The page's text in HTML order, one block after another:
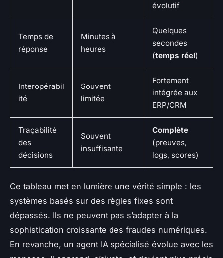
évolutif
Temps de
réponse
Minutes à
heures
Quelques
secondes
(temps réel)
Interopérabil
ité
Souvent
limitée
Fortement
intégrée aux
ERP/CRM
Traçabilité
des
décisions
Souvent
insuffisante
Complète
(preuves,
logs, scores)
Ce tableau met en lumière une vérité simple : les
systèmes basés sur des règles fixes sont
dépassés. Ils ne peuvent pas s’adapter à la
sophistication croissante des fraudes numériques.
En revanche, un agent IA spécialisé évolue avec les